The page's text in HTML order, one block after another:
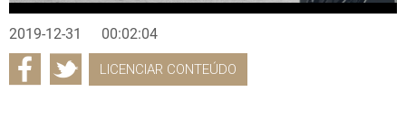
2019-12-31 00:02:04
LICENCIAR CONTEÚDO